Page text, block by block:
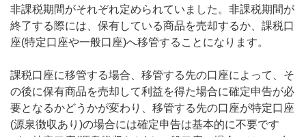
非課税期間がそれぞれ定められていました。非課税期間が
終了する際には、保有している商品を売却するか、課税口
座(特定口座や一般口座)へ移管することになります。
課税口座に移管する場合、移管する先の口座によって、そ
の後に保有商品を売却して利益を得た場合に確定申告が必
要となるかどうかが変わり、移管する先の口座が特定口座
(源泉徴収あり)の場合には確定申告は基本的に不要です